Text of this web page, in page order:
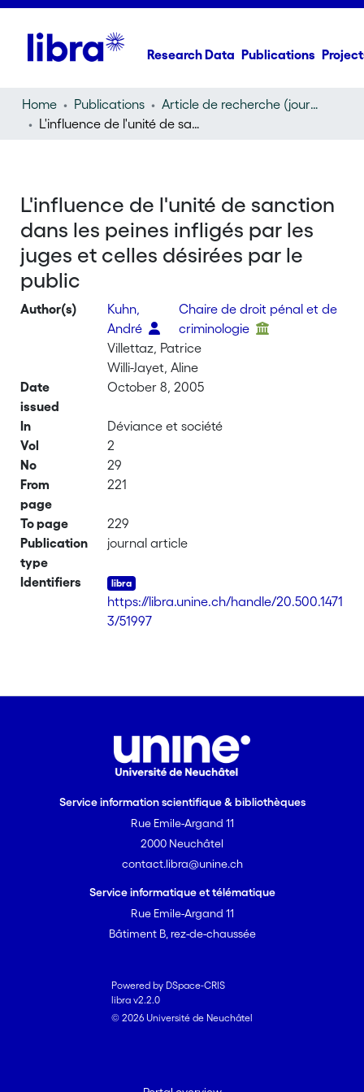
Research Data Publications
Home Publications
Article de recherche (journal article)
L'influence de l'unité de sanction dans les peines infligés par les juges et celles désirées par le public
L'influence de l'unité de sanction
dans les peines infligés par les
juges et celles désirées par le
public
Author(s)
Kuhn,
André
Chaire de droit pénal et de
criminologie
Villettaz, Patrice
Willi-Jayet, Aline
Date
issued
October 8, 2005
In
Déviance et société
Vol
2
No
29
From
page
221
To page
229
Publication
type
journal article
Identifiers
https://libra.unine.ch/handle/20.500.1471
3/51997
Service information scientifique & bibliothèques
Rue Emile-Argand 11
2000 Neuchâtel
contact.libra@unine.ch
Service informatique et télématique
Rue Emile-Argand 11
Bâtiment B, rez-de-chaussée
Powered by DSpace-CRIS
libra v2.2.0
© 2026 Université de Neuchâtel